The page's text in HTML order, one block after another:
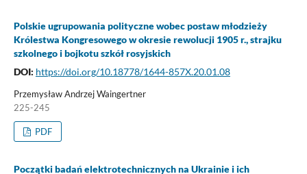
Polskie ugrupowania polityczne wobec postaw młodzieży
Królestwa Kongresowego w okresie rewolucji 1905 r., strajku
szkolnego i bojkotu szkół rosyjskich
DOI: https://doi.org/10.18778/1644-857X.20.01.08
Przemysław Andrzej Waingertner
225-245
PDF
Początki badań elektrotechnicznych na Ukrainie i ich